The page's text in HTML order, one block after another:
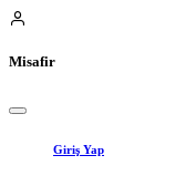
Misafir
Giriş Yap